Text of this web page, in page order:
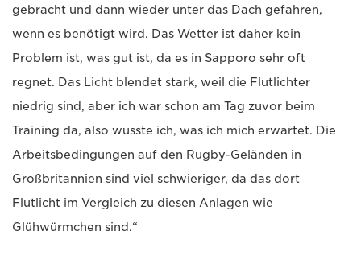
gebracht und dann wieder unter das Dach gefahren,
wenn es benötigt wird. Das Wetter ist daher kein
Problem ist, was gut ist, da es in Sapporo sehr oft
regnet. Das Licht blendet stark, weil die Flutlichter
niedrig sind, aber ich war schon am Tag zuvor beim
Training da, also wusste ich, was ich mich erwartet. Die
Arbeitsbedingungen auf den Rugby-Geländen in
Großbritannien sind viel schwieriger, da das dort
Flutlicht im Vergleich zu diesen Anlagen wie
Glühwürmchen sind.“